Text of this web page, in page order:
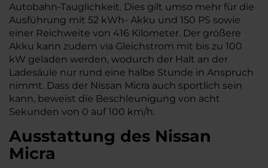
Autobahn-Tauglichkeit. Dies gilt umso mehr für die
Ausführung mit 52 kWh- Akku und 150 PS sowie
einer Reichweite von 416 Kilometer. Der größere
Akku kann zudem via Gleichstrom mit bis zu 100
kW geladen werden, wodurch der Halt an der
Ladesäule nur rund eine halbe Stunde in Anspruch
nimmt. Dass der Nissan Micra auch sportlich sein
kann, beweist die Beschleunigung von acht
Sekunden von 0 auf 100 km/h.
Ausstattung des Nissan
Micra